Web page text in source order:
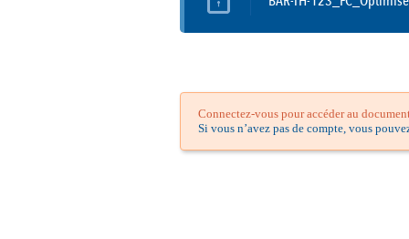
Connectez-vous pour accéder au
Si vous n’avez pas de compte, vous